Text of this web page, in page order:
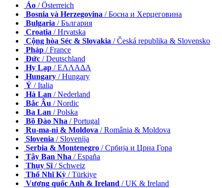
Áo / Österreich
Bosnia và Herzegovina / Босна и Херцеговина
Bulgaria / България
Croatia / Hrvatska
Cộng hòa Séc & Slovakia / Česká republika & Slovensko
Pháp / France
Đức / Deutschland
Hy Lạp / ΕΛΛΑΔΑ
Hungary / Hungary
Ý / Italia
Hà Lan / Nederland
Bắc Âu / Nordic
Ba Lan / Polska
Bồ Đào Nha / Portugal
Ru-ma-ni & Moldova / România & Moldova
Slovenia / Slovenija
Serbia & Montenegro / Србија и Црна Гора
Tây Ban Nha / España
Thụy Sĩ/ Schweiz
Thổ Nhĩ Kỳ / Türkiye
Vương quốc Anh & Ireland / UK & Ireland